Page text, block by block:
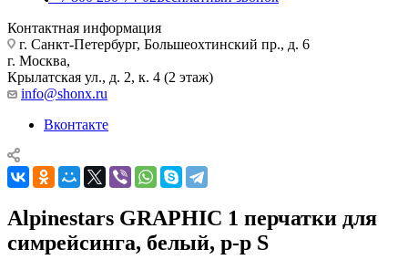
Контактная информация
г. Санкт-Петербург, Большеохтинский пр., д. 6
г. Москва,
Крылатская ул., д. 2, к. 4 (2 этаж)
info@shonx.ru
Вконтакте
Alpinestars GRAPHIC 1 перчатки для
симрейсинга, белый, р-р S